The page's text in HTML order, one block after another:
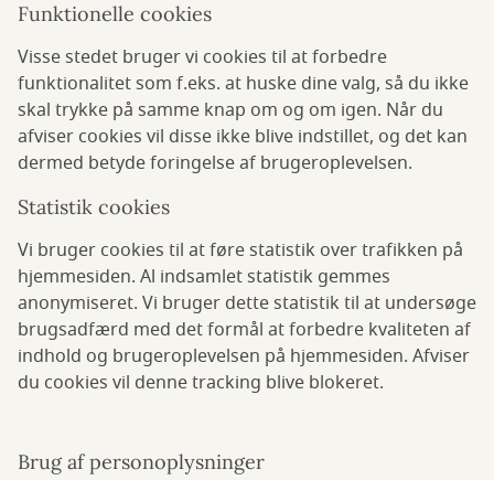
Funktionelle cookies
Visse stedet bruger vi cookies til at forbedre
funktionalitet som f.eks. at huske dine valg, så du ikke
skal trykke på samme knap om og om igen. Når du
afviser cookies vil disse ikke blive indstillet, og det kan
dermed betyde foringelse af brugeroplevelsen.
Statistik cookies
Vi bruger cookies til at føre statistik over trafikken på
hjemmesiden. Al indsamlet statistik gemmes
anonymiseret. Vi bruger dette statistik til at undersøge
brugsadfærd med det formål at forbedre kvaliteten af
indhold og brugeroplevelsen på hjemmesiden. Afviser
du cookies vil denne tracking blive blokeret.
Brug af personoplysninger